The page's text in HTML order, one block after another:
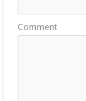
Comment